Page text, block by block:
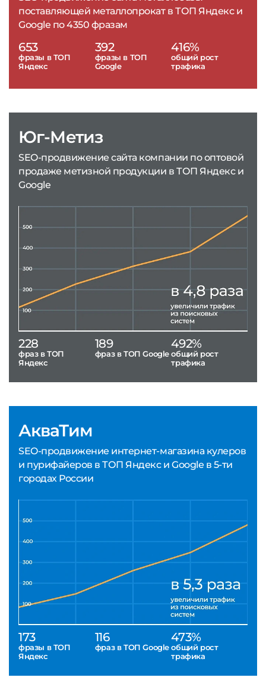
поставляющей металлопрокат в ТОП Яндекс и
Google по 4350 фразам
653
фразы в ТОП
Яндекс
392
фразы в ТОП
Google
416%
общий рост
трафика
АкваТим
SEO-продвижение интернет-магазина кулеров
и пурифайеров в ТОП Яндекс и Google в 5-ти
городах России
173
фразы в ТОП
Яндекс
116
фраз в ТОП Google
473%
общий рост
трафика
Юг-Метиз
SEO-продвижение сайта компании по оптовой
продаже метизной продукции в ТОП Яндекс и
Google
228
фраз в ТОП
Яндекс
189
фраз в ТОП Google
492%
общий рост
трафика